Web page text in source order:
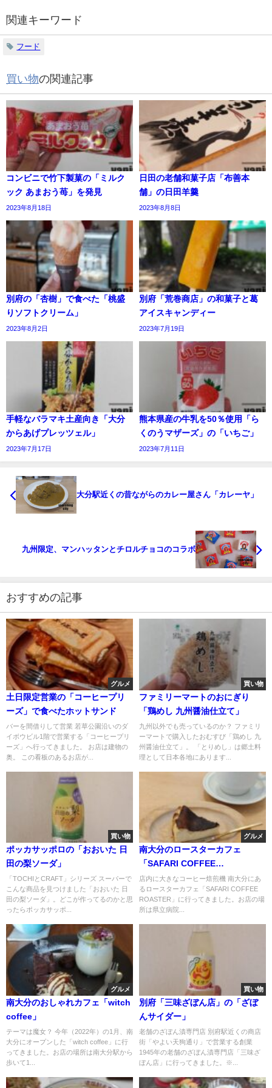
関連キーワード
フード
買い物の関連記事
コンビニで竹下製菓の「ミルク
ック あまおう苺」を発見
2023年8月18日
日田の老舗和菓子店「布善本
舗」の日田羊羹
2023年8月8日
別府の「杏樹」で食べた「桃盛
りソフトクリーム」
2023年8月2日
別府「荒巻商店」の和菓子と葛
アイスキャンディー
2023年7月19日
手軽なバラマキ土産向き「大分
からあげプレッツェル」
2023年7月17日
熊本県産の牛乳を50％使用「ら
くのうマザーズ」の「いちご」
2023年7月11日
大分駅近くの昔ながらのカレー屋さん「カレーヤ」
九州限定、マンハッタンとチロルチョコのコラボ
おすすめの記事
グルメ
土日限定営業の「コーヒープリ
ーズ」で食べたホットサンド
バーを間借りして営業 若草公園沿いのダ
イボウビル1階で営業する「コーヒープリ
ーズ」へ行ってきました。 お店は建物の
奥。 この看板のあるお店が...
買い物
ファミリーマートのおにぎり
「鶏めし 九州醤油仕立て」
九州以外でも売っているのか？ ファミリ
ーマートで購入したおむすび「鶏めし 九
州醤油仕立て」。 「とりめし」は郷土料
理として日本各地にあります...
買い物
ポッカサッポロの「おおいた 日
田の梨ソーダ」
「TOCHIとCRAFT」シリーズ スーパーで
こんな商品を見つけました「おおいた 日
田の梨ソーダ」。どこが作ってるのかと思
ったらポッカサッポ...
グルメ
南大分のロースターカフェ
「SAFARI COFFEE
ROASTER」
店内に大きなコーヒー焙煎機 南大分にあ
るロースターカフェ「SAFARI COFFEE
ROASTER」に行ってきました。お店の場
所は県立病院...
グルメ
南大分のおしゃれカフェ「witch
coffee」
テーマは魔女？ 今年（2022年）の1月、南
大分にオープンした「witch coffee」に行
ってきました。お店の場所は南大分駅から
歩いて1...
買い物
別府「三味ざぼん店」の「ざぼ
んサイダー」
老舗のざぼん漬専門店 別府駅近くの商店
街「やよい天狗通り」で営業する創業
1945年の老舗のざぼん漬専門店「三味ざ
ぼん店」に行ってきました。※...